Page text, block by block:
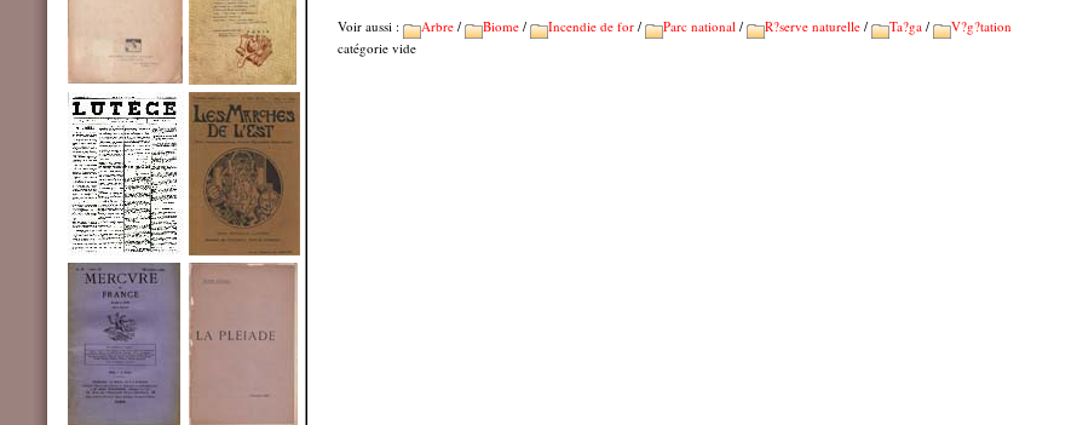
Voir aussi :
Arbre / Biome / Incendie de for / Parc national / R?serve naturelle / Ta?ga /
V?g?tation
catégorie vide